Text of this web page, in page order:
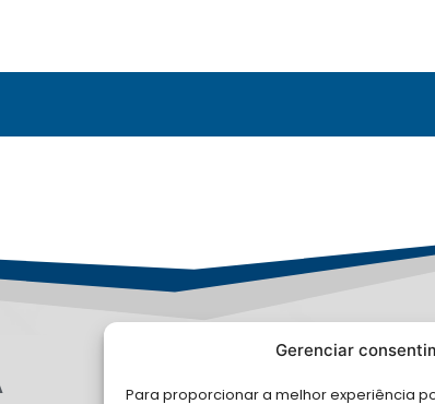
Gerenciar
Para proporcionar a melhor experiência
FALE CONOSCO